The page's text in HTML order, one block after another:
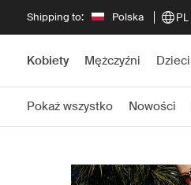
Shipping to: Polska PL
Kobiety Mężczyźni Dzieci
Pokaż wszystko Nowości